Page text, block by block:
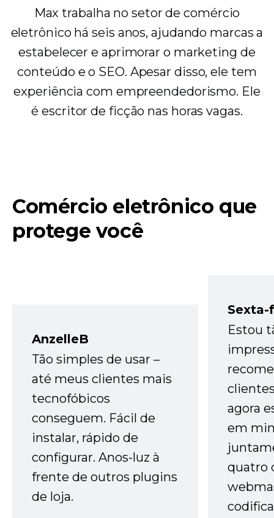
Max trabalha no setor de comércio
eletrônico há seis anos, ajudando marcas a
estabelecer e aprimorar o marketing de
conteúdo e o SEO. Apesar disso, ele tem
experiência com empreendedorismo. Ele
é escritor de ficção nas horas vagas.
Comércio eletrônico que
protege você
AnzelleB
Tão simples de usar –
até meus clientes mais
tecnofóbicos
conseguem. Fácil de
instalar, rápido de
configurar. Anos-luz à
frente de outros plugins
de loja.
Sexta-
Estou
agora
em
quatro